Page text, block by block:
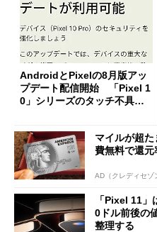
AndroidとPixelの8月版アッ
プデート配信開始 「Pixel 1
0」シリーズのタッチ不具合
マイルが超
費無料で還
AD（クレディセゾ
「Pixel 11
0ドル前後の
整理する